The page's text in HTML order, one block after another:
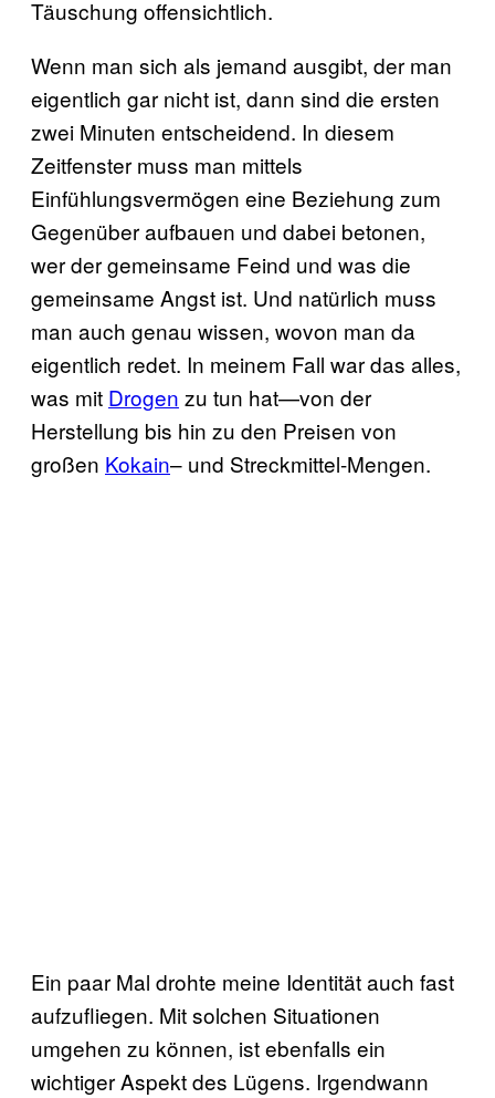
Täuschung offensichtlich.
Wenn man sich als jemand ausgibt, der man
eigentlich gar nicht ist, dann sind die ersten
zwei Minuten entscheidend. In diesem
Zeitfenster muss man mittels
Einfühlungsvermögen eine Beziehung zum
Gegenüber aufbauen und dabei betonen,
wer der gemeinsame Feind und was die
gemeinsame Angst ist. Und natürlich muss
man auch genau wissen, wovon man da
eigentlich redet. In meinem Fall war das alles,
was mit Drogen zu tun hat—von der
Herstellung bis hin zu den Preisen von
großen Kokain– und Streckmittel-Mengen.
Ein paar Mal drohte meine Identität auch fast
aufzufliegen. Mit solchen Situationen
umgehen zu können, ist ebenfalls ein
wichtiger Aspekt des Lügens. Irgendwann